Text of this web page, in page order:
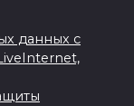
данных с